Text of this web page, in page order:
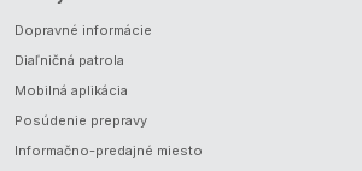
Dopravné informácie
Diaľničná patrola
Mobilná aplikácia
Posúdenie prepravy
Informačno-predajné miesto